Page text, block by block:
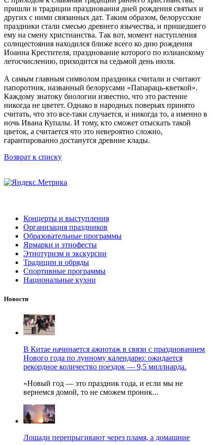
пришли и традиции празднования дней рождения святых и
других с ними связанных дат. Таким образом, белорусские
праздники стали смесью древнего язычества, и пришедшего
ему на смену христианства. Так вот, момент наступления
солнцестояния находился ближе всего ко дню рождения
Иоанна Крестителя, празднование которого по юлианскому
летосчислению, приходится на седьмой день июля.
А самым главным символом праздника считали и считают
папоротник, названный белорусами «Папараць-кветкой».
Каждому знатоку биологии известно, что это растение
никогда не цветет. Однако в народных поверьях принято
считать, что это все-таки случается, и никогда то, а именно в
ночь Ивана Купалы. И тому, кто сможет отыскать такой
цветок, а считается что это невероятно сложно,
гарантированно достанутся древние клады.
Возврат к списку
Концерты и выступления
Организация праздников
Образовательные программы
Ярмарки и этнофесты
Этнотуризм и экскурсии
Традиции и обряды
Спортивные программы
Национальные кухни
Новости
В Китае начинается ажиотаж в связи с празднованием
Нового года по лунному календарю: ожидается
рекордное количество поездок — 9,5 миллиарда.
«Новый год — это праздник года, и если мы не
вернемся домой, то не сможем проник...
Лошади перепрыгивают через пламя, а домашние